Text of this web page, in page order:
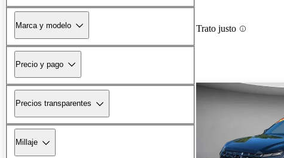
Marca y modelo
Precio y pago
Precios transparentes
Millaje
Trato justo